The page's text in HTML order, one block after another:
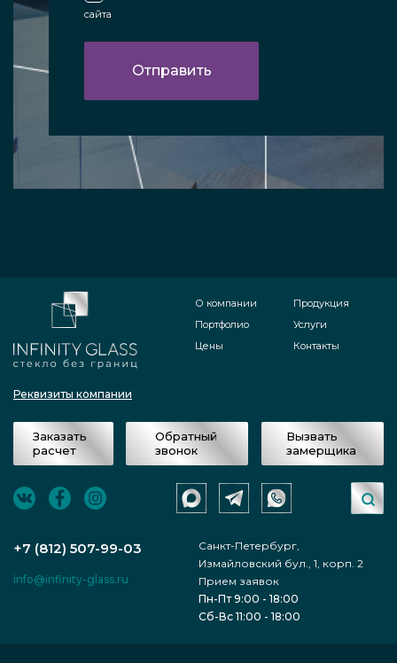
сайта
Реквизиты компании
О компании
Портфолио
Цены
Продукция
Услуги
Контакты
Заказать
расчет
Обратный
звонок
Вызвать
замерщика
+7 (812) 507-99-03
Санкт-Петербург,
Измайловский бул., 1, корп. 2
info@infinity-glass.ru
Прием заявок
Пн-Пт 9:00 - 18:00
Сб-Вс 11:00 - 18:00